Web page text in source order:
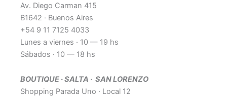
Av. Diego Carman 415
B1642 · Buenos Aires
+54 9 11 7125 4033
Lunes a viernes · 10 — 19 hs
Sábados · 10 — 18 hs
BOUTIQUE · SALTA · SAN LORENZO
Shopping Parada Uno · Local 12